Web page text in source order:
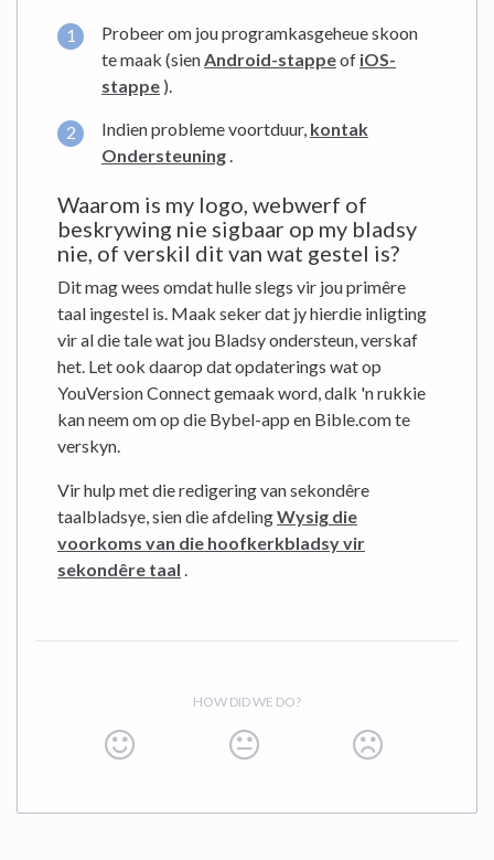
Probeer om jou programkasgeheue skoon
te maak (sienAndroid-stappeof iOS-
stappe ).
Indien probleme voortduur, kontak
Ondersteuning.
Waarom is my logo, webwerf of
beskrywing nie sigbaar op my bladsy
nie, of verskil dit van wat gestel is?
Dit mag wees omdat hulle slegs vir jou primêre
taal ingestel is. Maak seker dat jy hierdie inligting
vir al die tale wat jou Bladsy ondersteun, verskaf
het. Let ook daarop dat opdaterings wat op
YouVersion Connect gemaak word, dalk 'n rukkie
kan neem om op die Bybel-app en Bible.com te
verskyn.
Vir hulp met die redigering van sekondêre
taalbladsye, sien die afdelingWysig die
voorkoms van die hoofkerkbladsy vir
sekondêre taal .
HOW DID WE DO?